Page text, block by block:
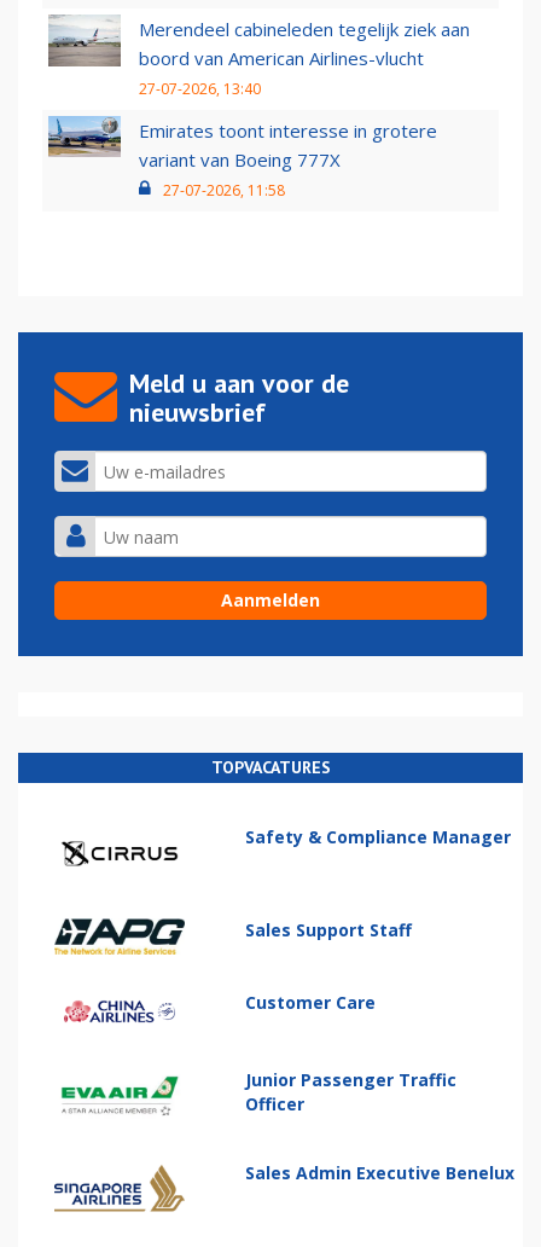
Merendeel cabineleden tegelijk ziek aan
boord van American Airlines-vlucht
27-07-2026, 13:40
Emirates toont interesse in grotere
variant van Boeing 777X
27-07-2026, 11:58
Meld u aan voor de
nieuwsbrief
TOPVACATURES
Safety & Compliance Manager
Sales Support Staff
Customer Care
Junior Passenger Traffic
Officer
Sales Admin Executive Benelux